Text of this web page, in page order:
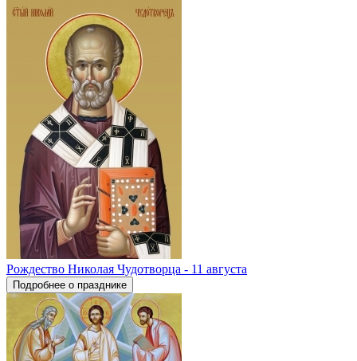
Рождество Николая Чудотворца - 11 августа
Подробнее о празднике